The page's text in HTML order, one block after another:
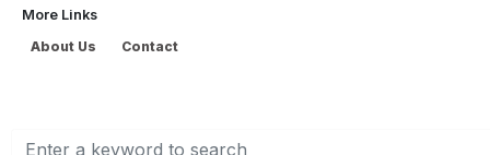
More Links
About Us
Contact